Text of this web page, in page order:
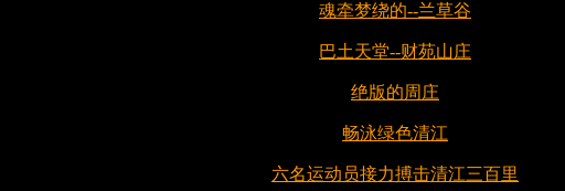
魂牵梦绕的--兰草谷
巴土天堂--财苑山庄
绝版的周庄
畅泳绿色清江
六名运动员接力搏击清江三百里